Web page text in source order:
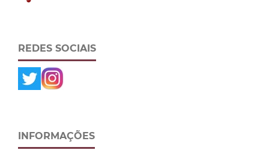
REDES SOCIAIS
INFORMAÇÕES